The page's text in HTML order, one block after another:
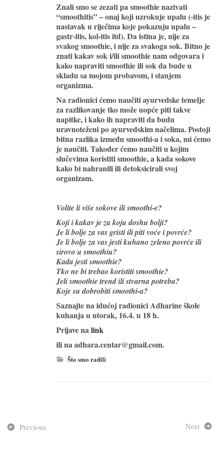
Znali smo se zezati pa smoothie nazivati
“smoothitis” – onaj koji uzrokuje upalu (-itis je
nastavak u riječima koje pokazuju upalu –
gastr-itis, kol-itis itd). Da istina je, nije za
svakog smoothie, i nije za svakoga sok. Bitno je
znati kakav sok i/ili smoothie nam odgovara i
kako napraviti smoothie ili sok da bude u
skladu sa mojom probavom, i stanjem
organizma.
Na radionici ćemo naučiti ayurvedske temelje
za razlikovanje tko može uopće piti takve
napitke, i kako ih napraviti da budu
uravnoteženi po ayurvedskim načelima. Postoji
bitna razlika između smoothi-a i soka, mi ćemo
je naučiti. Također ćemo naučiti u kojim
slučevima koristiti smoothie, a kada sokove
kako bi nahranili ili detoksicirali svoj
organizam.
Volite li više sokove ili smoothi-e?
Koji i kakav je za koju doshu bolji?
Je li bolje za vas gristi ili piti voće i povrće?
Je li bolje za vas jesti kuhano zeleno povrće ili
sirovo u smoothiu?
Kada jesti smoothie?
Tko ne bi trebao koristiti smoothie?
Jeli smoothie trend ili stvarna potreba?
Koje su dobrobiti smoothi-a?
Saznajte na idućoj radionici Adharine škole
kuhanja u utorak, 16.4. u 18 h.
Prijave nalink
ili na adhara.centar@gmail.com.
Što smo radili
Previous Next